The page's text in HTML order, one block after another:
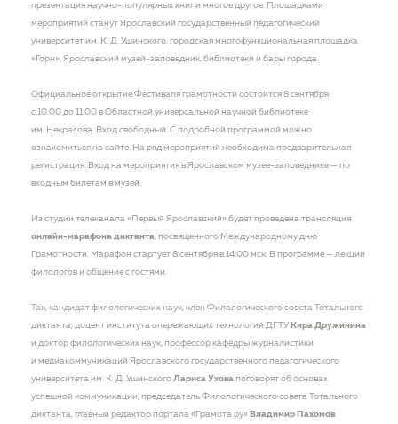
презентация научно-популярных книг и многое другое. Площадками
мероприятий станут Ярославский государственный педагогический
университет им. К. Д. Ушинского, городская многофункциональная площадка
«Горн», Ярославский музей-заповедник, библиотеки и бары города.
Официальное открытие Фестиваля грамотности состоится 8 сентября
с 10.00 до 11.00 в Областной универсальной научной библиотеке
им. Некрасова. Вход свободный. С подробной программой можно
ознакомиться на сайте. На ряд мероприятий необходима предварительная
регистрация. Вход на мероприятия в Ярославском музее-заповеднике — по
входным билетам в музей.
Из студии телеканала ​​«Первый Ярославский» будет проведена трансляция
онлайн-марафона диктанта, посвященного Международному дню
Грамотности. Марафон стартует 8 сентября в 14:00 мск. В программе — лекции
филологов и общение с гостями.
Так, кандидат филологических наук, член Филологического совета Тотального
диктанта, доцент института опережающих технологий ДГТУ Кира Дружинина
и доктор филологических наук, профессор кафедры журналистики
и медиакоммуникаций Ярославского государственного педагогического
университета им. К. Д. УшинскогоЛариса Уховапоговорят об основах
успешной коммуникации, председатель Филологического совета Тотального
диктанта, главный редактор портала «Грамота.ру» Владимир Пахомов